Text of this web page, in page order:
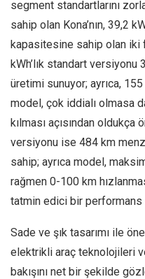
segment standartlarını
sahip olan Kona’nın, 39,2
kapasitesine sahip olan iki
kWh’lık standart
üretimi sunuyor; ayrıca,
model, çok iddialı olmasa
kılması açısından
versiyonu ise 484 km
sahip; ayrıca model,
rağmen 0-100 km
tatmin edici bir performans
Sade ve şık tasarımı ile
elektrikli araç teknolojileri
bakışını net bir şekilde